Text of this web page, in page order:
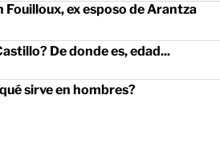
Fouilloux, ex esposo de Arantza
De donde es, edad...
sirve en hombres?